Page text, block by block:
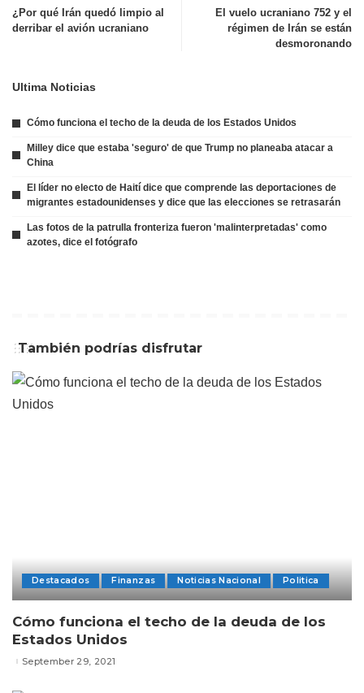
¿Por qué Irán quedó limpio al
derribar el avión ucraniano
El vuelo ucraniano 752 y el
régimen de Irán se están
desmoronando
Ultima Noticias
Cómo funciona el techo de la deuda de los Estados Unidos
Milley dice que estaba 'seguro' de que Trump no planeaba atacar a
China
El líder no electo de Haití dice que comprende las deportaciones de
migrantes estadounidenses y dice que las elecciones se retrasarán
Las fotos de la patrulla fronteriza fueron 'malinterpretadas' como
azotes, dice el fotógrafo
También podrías disfrutar
Destacados Finanzas Noticias Nacional Politica
Cómo funciona el techo de la deuda de los
Estados Unidos
September 29, 2021